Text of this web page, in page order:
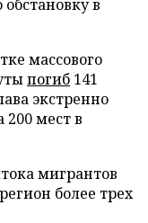
в
массового
погиб 141
экстренно
мест в
мигрантов
более трех